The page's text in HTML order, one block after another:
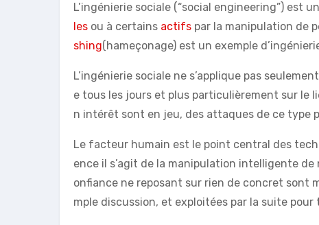
L’ingénierie sociale (“social engineering”) est
les ou à certains actifs par la manipulation de
shing(hameçonage) est un exemple
L’ingénierie sociale ne s’applique pas
e tous les jours et plus particulièrement sur le
n intérêt sont en jeu, des attaques de ce type
Le facteur humain est le point central des
ence il s’agit de la manipulation intelligente
onfiance ne reposant sur rien de concret sont
mple discussion, et exploitées par la suite